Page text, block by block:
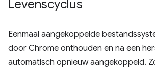
Levenscyclus
Eenmaal aangekoppelde
door Chrome onthouden en na een
automatisch opnieuw aangekoppeld.